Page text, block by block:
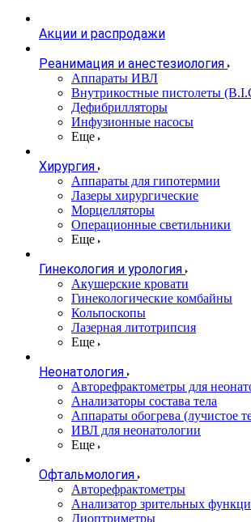
Акции и распродажи
Реанимация и анестезиология
Аппараты ИВЛ
Внутрикостные пистолеты
Дефибрилляторы
Инфузионные насосы
Еще
Хирургия
Аппараты для гипотермии
Лазеры хирургические
Морцелляторы
Операционные светильники
Еще
Гинекология и урология
Акушерские кровати
Гинекологические комбайны
Кольпоскопы
Лазерная литотрипсия
Еще
Неонатология
Авторефрактометры для
Анализаторы состава тела
Аппараты обогрева (лучистое
ИВЛ для неонатологии
Еще
Офтальмология
Авторефрактометры
Анализатор зрительных
Диоптриметры